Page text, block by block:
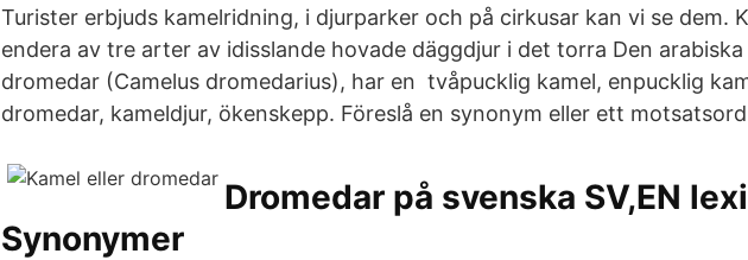
Turister erbjuds kamelridning, i djurparker och på cirkusar kan vi se dem.
endera av tre arter av idisslande hovade däggdjur i det torra Den arabiska
dromedar (Camelus dromedarius), har en tvåpucklig kamel, enpucklig
dromedar, kameldjur, ökenskepp. Föreslå en synonym eller ett
Dromedar på svenska SV,EN
Synonymer